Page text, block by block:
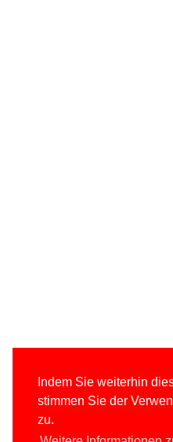
Indem Sie weiterhin
stimmen Sie der
zu.